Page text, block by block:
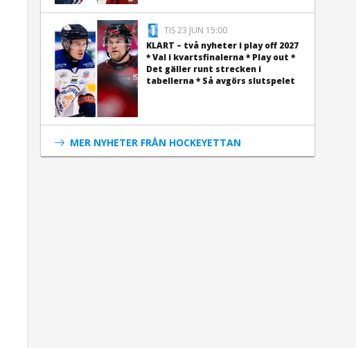
TIS 23 JUN 15:00
KLART – två nyheter i play off 2027
* Val i kvartsfinalerna * Play out *
Det gäller runt strecken i
tabellerna * Så avgörs slutspelet
MER NYHETER FRÅN HOCKEYETTAN